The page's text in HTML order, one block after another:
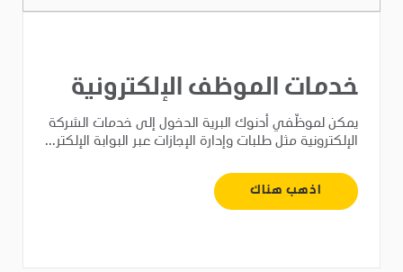
خدمات الموظف الإلكترونية
يمكن لموظّفي أدنوك البرية الدخول إلى خدمات الشركة
الإلكترونية مثل طلبات وإدارة الإجازات عبر البوابة الإلكتر...
اذهب هناك